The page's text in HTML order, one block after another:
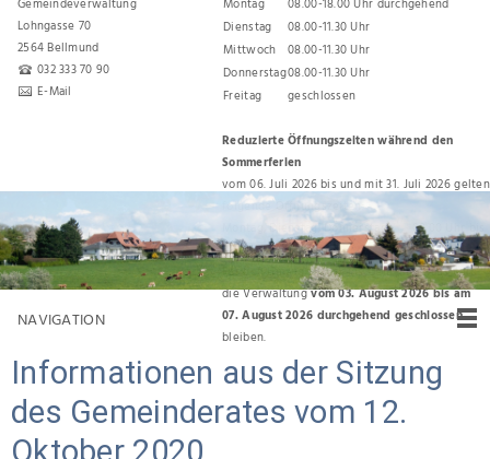
Lohngasse 70
2564 Bellmund
032 333 70 90
E-Mail
Dienstag
08.00-11.30 Uhr
Mittwoch
08.00-11.30 Uhr
Donnerstag08.00-11.30 Uhr
Freitag
geschlossen
Reduzierte Öffnungszeiten während den
Sommerferien
vom 06. Juli 2026 bis und mit 31. Juli 2026 gelten
folgende Öffnungszeiten:
Montag, Dienstag, Donnerstag 08.00 Uhr bis
11.30 Uhr
Für den Umzug zurück ins Gemeindehaus wird
die Verwaltungvom 03. August 2026 bis am
07. August 2026 durchgehend geschlossen
bleiben.
NAVIGATION
Informationen aus der Sitzung
des Gemeinderates vom 12.
Oktober 2020